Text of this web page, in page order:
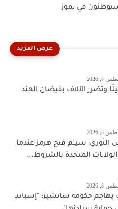
في تموز
2026
2026
الثوري: سيتم فتح هرمز عندما
المتحدة بالشروط...
2026
يهاجم حكومة سانشيز: "إسبانيا